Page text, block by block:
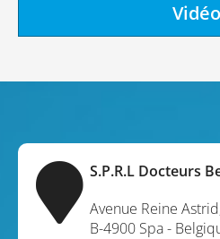
S.P.R.L Docteurs
Avenue Reine
B-4900 Spa-